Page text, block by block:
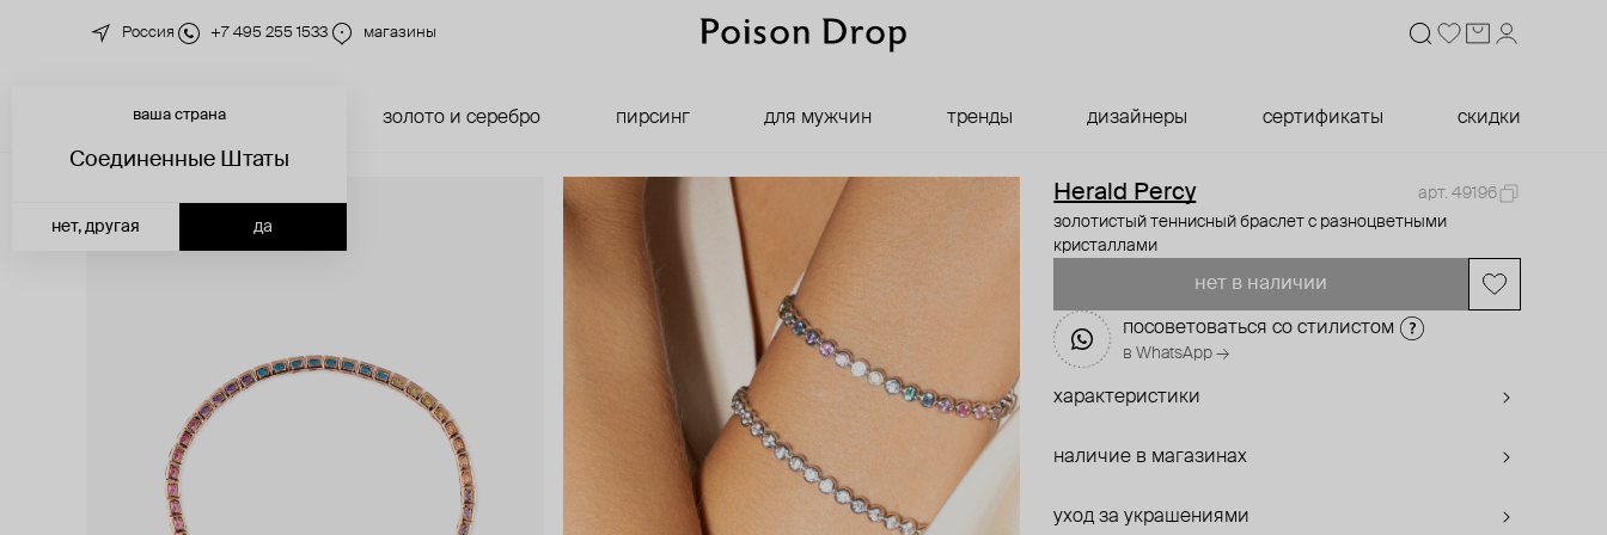
Россия +7 495 255 1533 магазины
новинки золото и серебро пирсинг для мужчин тренды дизайнеры сертификаты скидки
ваша страна
Соединенные Штаты
да
нет, другая
Herald Percy
арт. 49196
золотистый теннисный браслет с разноцветными
кристаллами
нет в наличии
посоветоваться со стилистом
в WhatsApp →
характеристики
наличие в магазинах
уход за украшениями